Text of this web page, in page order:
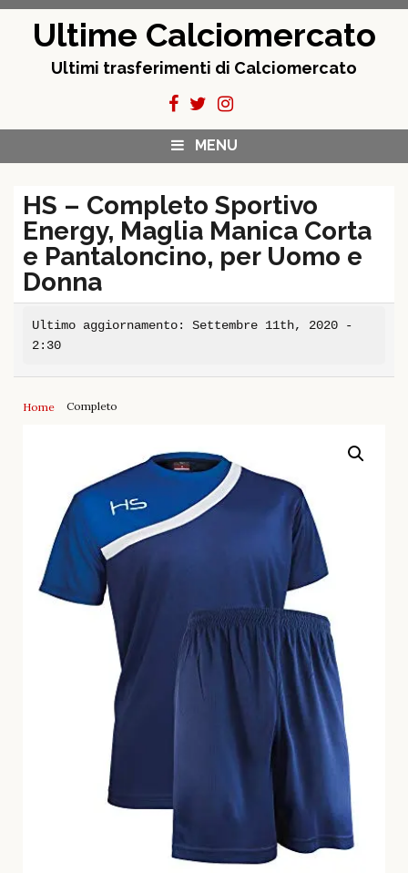
Ultime Calciomercato
Ultimi trasferimenti di Calciomercato
MENU
HS – Completo Sportivo
Energy, Maglia Manica Corta
e Pantaloncino, per Uomo e
Donna
Ultimo aggiornamento: Settembre 11th, 2020 -
2:30
Home Completo